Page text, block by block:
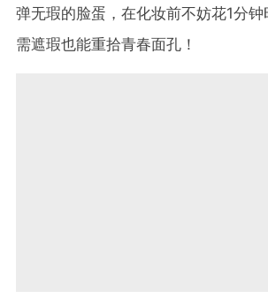
弹无瑕的脸蛋，在化妆前不妨花1分
需遮瑕也能重拾青春面孔！